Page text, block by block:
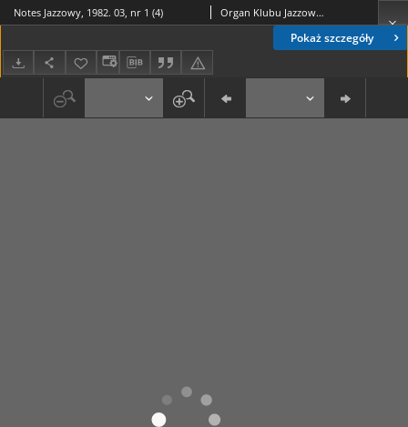
Pokaż szczegóły
Notes Jazzowy, 1982. 03, nr 1 (4) Organ Klubu Jazzowego "Rotunda"